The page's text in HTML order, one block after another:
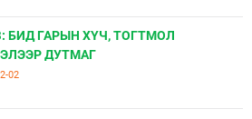
БИД ГАРЫН ХҮЧ, ТОГТМОЛ
ДУТМАГ
02